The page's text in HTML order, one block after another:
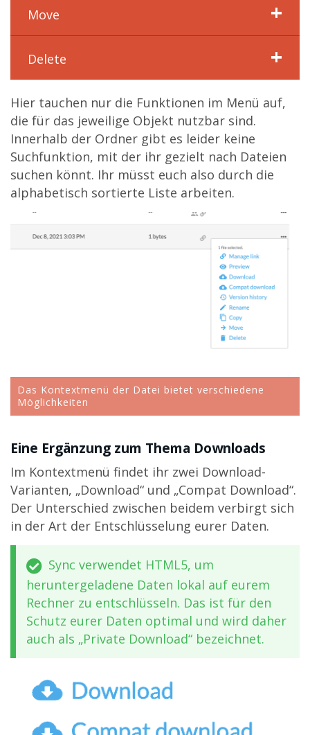
Move
Delete
Hier tauchen nur die Funktionen im Menü auf,
die für das jeweilige Objekt nutzbar sind.
Innerhalb der Ordner gibt es leider keine
Suchfunktion, mit der ihr gezielt nach Dateien
suchen könnt. Ihr müsst euch also durch die
alphabetisch sortierte Liste arbeiten.
Das Kontextmenü der Datei bietet verschiedene
Möglichkeiten
Eine Ergänzung zum Thema Downloads
Im Kontextmenü findet ihr zwei Download-
Varianten, „Download“ und „Compat Download“.
Der Unterschied zwischen beidem verbirgt sich
in der Art der Entschlüsselung eurer Daten.
Sync verwendet HTML5, um
heruntergeladene Daten lokal auf eurem
Rechner zu entschlüsseln. Das ist für den
Schutz eurer Daten optimal und wird daher
auch als „Private Download“ bezeichnet.